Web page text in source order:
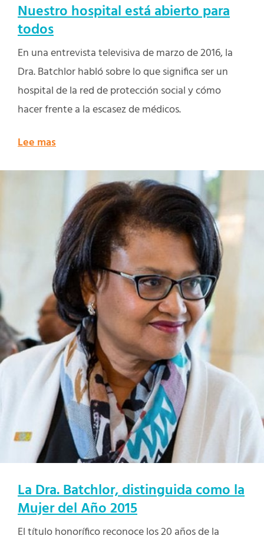
Nuestro hospital está abierto para
todos
En una entrevista televisiva de marzo de 2016, la
Dra. Batchlor habló sobre lo que significa ser un
hospital de la red de protección social y cómo
hacer frente a la escasez de médicos.
Lee mas
La Dra. Batchlor, distinguida como la
Mujer del Año 2015
El título honorífico reconoce los 20 años de la